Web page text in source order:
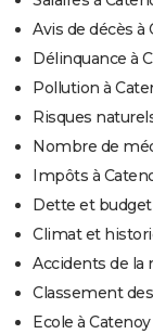
Avis de décès à
Délinquance à
Pollution à
Risques
Nombre de
Impôts à
Dette et
Climat et
Accidents de la
Classement
Ecole à Catenoy